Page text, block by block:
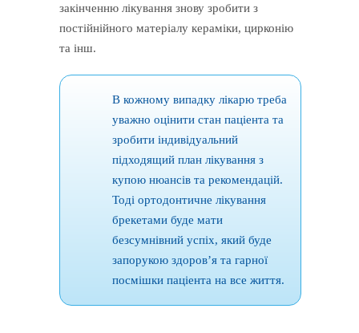
закінченню лікування знову зробити з
постійнійного матеріалу кераміки, цирконію
та інш.
В кожному випадку лікарю треба
уважно оцінити стан паціента та
зробити індивідуальний
підходящий план лікування з
купою нюансів та рекомендацій.
Тоді ортодонтичне лікування
брекетами буде мати
безсумнівний успіх, який буде
запорукою здоров’я та гарної
посмішки паціента на все життя.